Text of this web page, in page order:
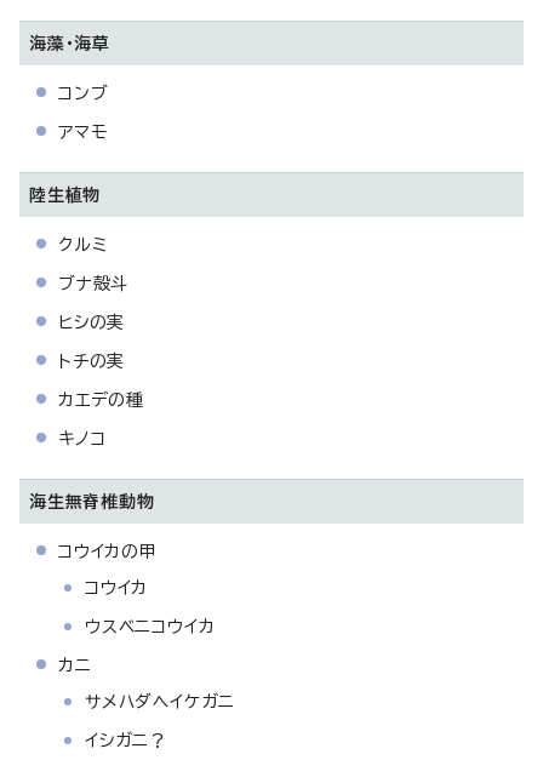
海藻・海草
コンブ
アマモ
陸生植物
クルミ
ブナ殻斗
ヒシの実
トチの実
カエデの種
キノコ
海生無脊椎動物
コウイカの甲
コウイカ
ウスベニコウイカ
カニ
サメハダヘイケガニ
イシガニ？